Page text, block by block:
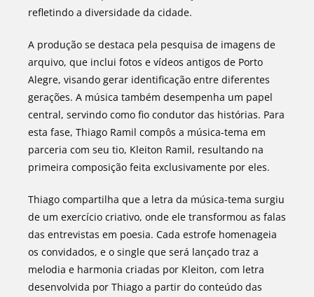
refletindo a diversidade da cidade.
A produção se destaca pela pesquisa de imagens de
arquivo, que inclui fotos e vídeos antigos de Porto
Alegre, visando gerar identificação entre diferentes
gerações. A música também desempenha um papel
central, servindo como fio condutor das histórias. Para
esta fase, Thiago Ramil compôs a música-tema em
parceria com seu tio, Kleiton Ramil, resultando na
primeira composição feita exclusivamente por eles.
Thiago compartilha que a letra da música-tema surgiu
de um exercício criativo, onde ele transformou as falas
das entrevistas em poesia. Cada estrofe homenageia
os convidados, e o single que será lançado traz a
melodia e harmonia criadas por Kleiton, com letra
desenvolvida por Thiago a partir do conteúdo das